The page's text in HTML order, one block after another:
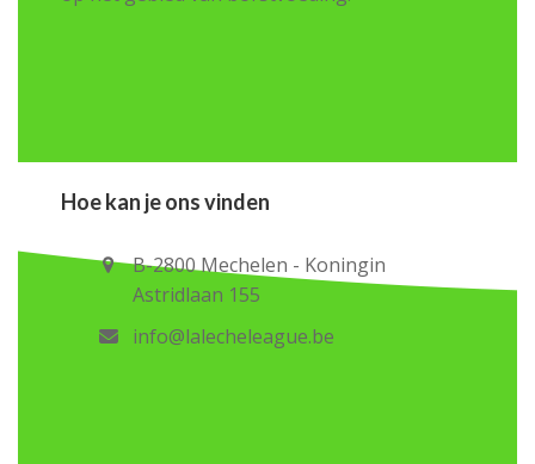
Hoe kan je ons vinden
B-2800 Mechelen - Koningin
Astridlaan 155
info@lalecheleague.be